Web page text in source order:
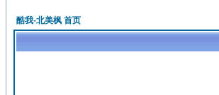
酷我-北美枫 首页